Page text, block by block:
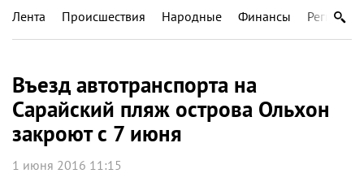
Лента Происшествия Народные Финансы Регионы
Въезд автотранспорта на
Сарайский пляж острова Ольхон
закроют с 7 июня
1 июня 2016 11:15